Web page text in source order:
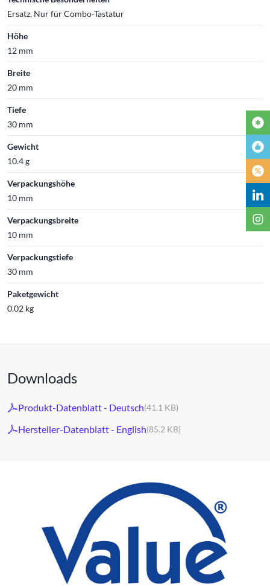
Ersatz, Nur für Combo-Tastatur
Höhe
12 mm
Breite
20 mm
Tiefe
30 mm
Gewicht
10.4 g
Verpackungshöhe
10 mm
Verpackungsbreite
10 mm
Verpackungstiefe
30 mm
Paketgewicht
0.02 kg
Downloads
Produkt-Datenblatt - Deutsch(41.1 KB)
Hersteller-Datenblatt - English(85.2 KB)